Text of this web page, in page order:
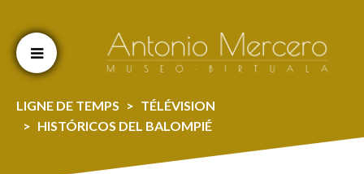
LIGNE DE TEMPS
TÉLÉVISION
HISTÓRICOS DEL BALOMPIÉ